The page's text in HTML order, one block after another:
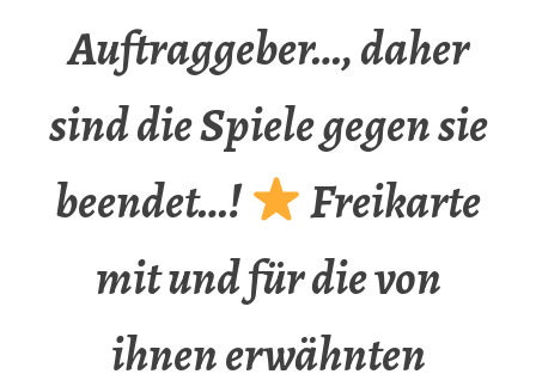
Auftraggeber…, daher
sind die Spiele gegen sie
beendet…!
Freikarte
mit und für die von
ihnen erwähnten